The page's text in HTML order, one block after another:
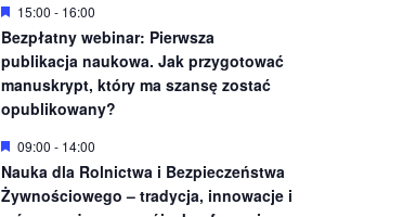
o
n
e
W
r
ó
ż
n
i
n
e
15:00 - 16:00
Bezpłatny webinar: Pierwsza
publikacja naukowa. Jak przygotować
manuskrypt, który ma szansę zostać
opublikowany?
W
r
ó
09:00 - 14:00
Nauka dla Rolnictwa i Bezpieczeństwa
Żywnościowego – tradycja, innowacje i